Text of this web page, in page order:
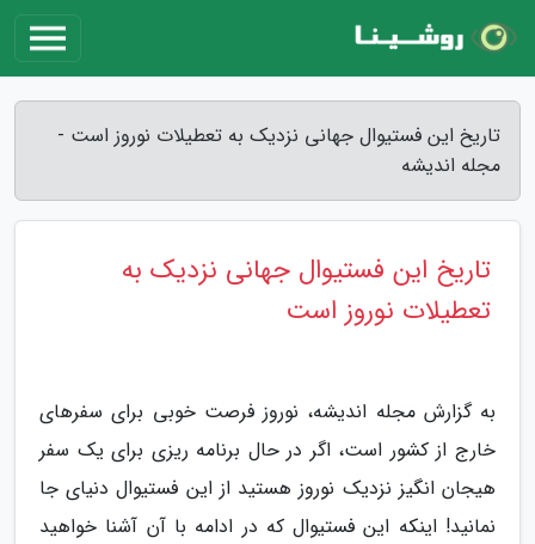
تاریخ این فستیوال جهانی نزدیک به تعطیلات نوروز است -
مجله اندیشه
تاریخ این فستیوال جهانی نزدیک به
تعطیلات نوروز است
به گزارش مجله اندیشه، نوروز فرصت خوبی برای سفرهای
خارج از کشور است، اگر در حال برنامه ریزی برای یک سفر
هیجان انگیز نزدیک نوروز هستید از این فستیوال دنیای جا
نمانید! اینکه این فستیوال که در ادامه با آن آشنا خواهید